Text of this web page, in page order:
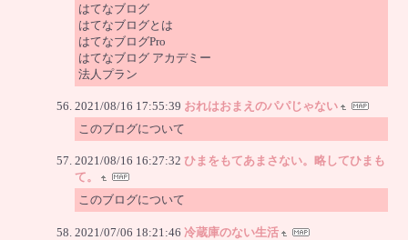
はてなブログ
はてなブログとは
はてなブログPro
はてなブログ アカデミー
法人プラン
2021/08/16 17:55:39 おれはおまえのパパじゃない
このブログについて
2021/08/16 16:27:32 ひまをもてあまさない。略してひまも
て。
このブログについて
2021/07/06 18:21:46 冷蔵庫のない生活